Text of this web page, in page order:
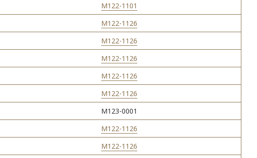
M122-1101
M122-1126
M122-1126
M122-1126
M122-1126
M122-1126
M123-0001
M122-1126
M122-1126